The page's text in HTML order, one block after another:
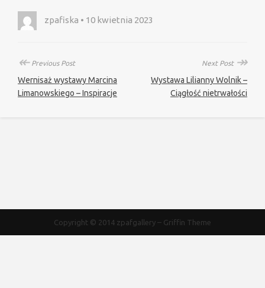
zpafiska • 10 kwietnia 2023
↞Previous Post
Wernisaż wystawy Marcina
Limanowskiego – Inspiracje
Next Post ↠
Wystawa Lilianny Wolnik –
Ciągłość nietrwałości
Copyright © 2014 zpafgallery – Griffin Theme